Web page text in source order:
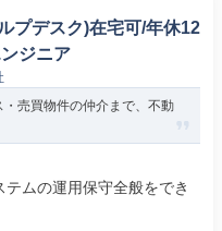
プデスク)在宅可/年休12
ジニア
売買物件の仲介まで、不動
ムの運用保守全般をでき